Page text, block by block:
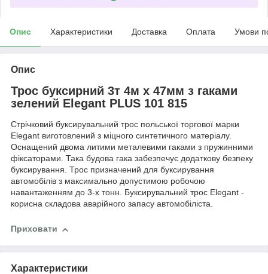
Опис Характеристики Доставка Оплата Умови
Опис
Трос буксирний 3т 4м х 47мм з гаками
зелений Elegant PLUS 101 815
Стрічковий буксирувальний трос польської торгової марки
Elegant виготовлений з міцного синтетичного матеріалу.
Оснащений двома литими металевими гаками з пружинними
фіксаторами. Така будова гака забезпечує додаткову безпеку
буксирування. Трос призначений для буксирування
автомобілів з максимально допустимою робочою
навантаженням до 3-х тонн. Буксирувальний трос Elegant -
корисна складова аварійного запасу автомобіліста.
Приховати
Характеристики